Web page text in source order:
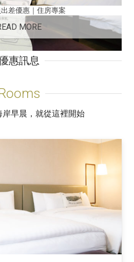
公告】潮選西式套餐暫停供應
MORE
惠訊息
早晨，就從這裡開始